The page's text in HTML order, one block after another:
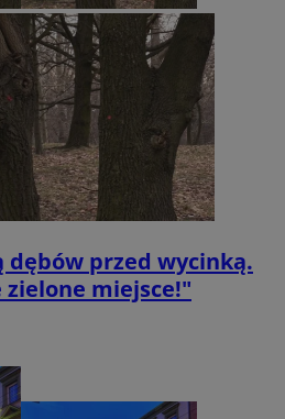
dębów przed wycinką.
miejsce!"